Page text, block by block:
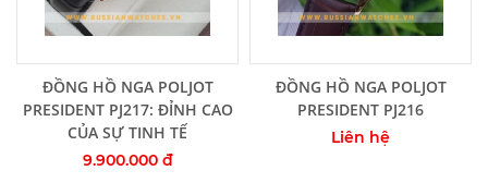
Thêm vào giỏ hàng
ĐỒNG HỒ NGA POLJOT
PRESIDENT PJ217: ĐỈNH CAO
CỦA SỰ TINH TẾ
9.900.000 đ
Thêm vào giỏ hàng
ĐỒNG HỒ NGA POLJOT
PRESIDENT PJ216
Liên hệ